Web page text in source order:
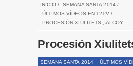
INICIO / SEMANA SANTA 2014 /
ÚLTIMOS VÍDEOS EN 12TV /
PROCESIÓN XIULITETS , ALCOY
Procesión
SEMANA SANTA 2014 ÚLTIMOS